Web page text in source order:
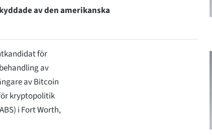
av den amerikanska
för
av
av Bitcoin
kryptopolitik
i Fort Worth,